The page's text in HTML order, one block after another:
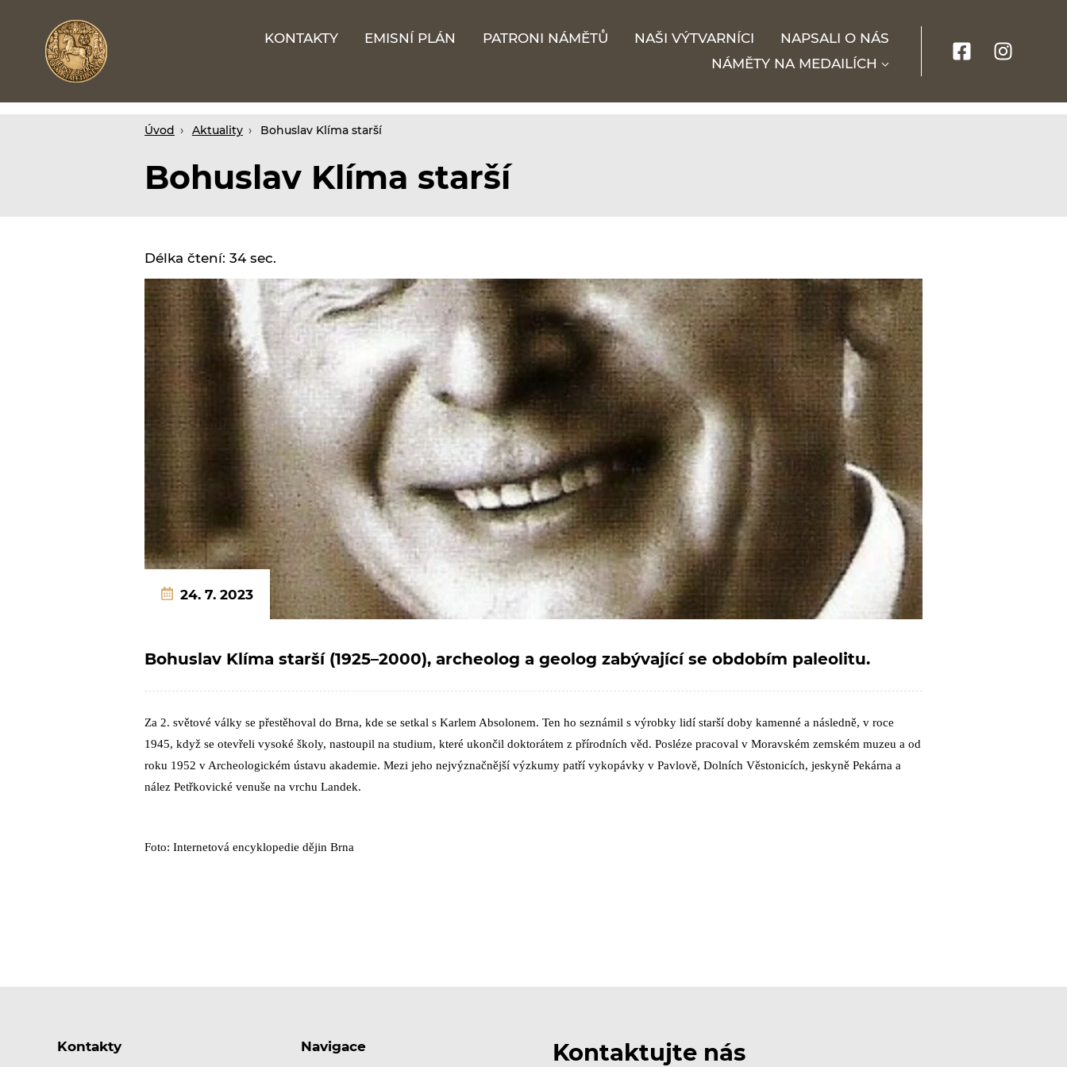
Webové
stránky
KONTAKTY EMISNÍ PLÁN PATRONI NÁMĚTŮ NAŠI VÝTVARNÍCI
NAPSALI O NÁS
NÁMĚTY NA MEDAILÍCH
Úvod Aktuality Bohuslav Klíma starší
Bohuslav Klíma starší
Délka čtení: 34 sec.
24. 7. 2023
Bohuslav Klíma starší (1925–2000), archeolog a geolog zabývající se obdobím paleolitu.
Za 2. světové války se přestěhoval do Brna, kde se setkal s Karlem Absolonem. Ten ho seznámil s výrobky lidí starší doby kamenné a následně, v roce
1945, když se otevřeli vysoké školy, nastoupil na studium, které ukončil doktorátem z přírodních věd. Posléze pracoval v Moravském zemském muzeu a od
roku 1952 v Archeologickém ústavu akademie. Mezi jeho nejvýznačnější výzkumy patří vykopávky v Pavlově, Dolních Věstonicích, jeskyně Pekárna a
nález Petřkovické venuše na vrchu Landek.
Foto: Internetová encyklopedie dějin Brna
Kontakty Navigace Kontaktujte nás